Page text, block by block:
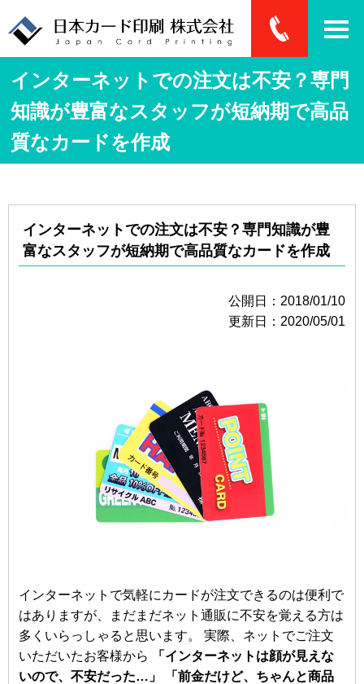
インターネットでの注文は不安？専門
知識が豊富なスタッフが短納期で高品
質なカードを作成
インターネットでの注文は不安？専門知識が豊
富なスタッフが短納期で高品質なカードを作成
公開日：2018/01/10
更新日：2020/05/01
インターネットで気軽にカードが注文できるのは便利で
はありますが、まだまだネット通販に不安を覚える方は
多くいらっしゃると思います。 実際、ネットでご注文
いただいたお客様から
「インターネットは顔が見えな
いので、不安だった…」 「前金だけど、ちゃんと商品